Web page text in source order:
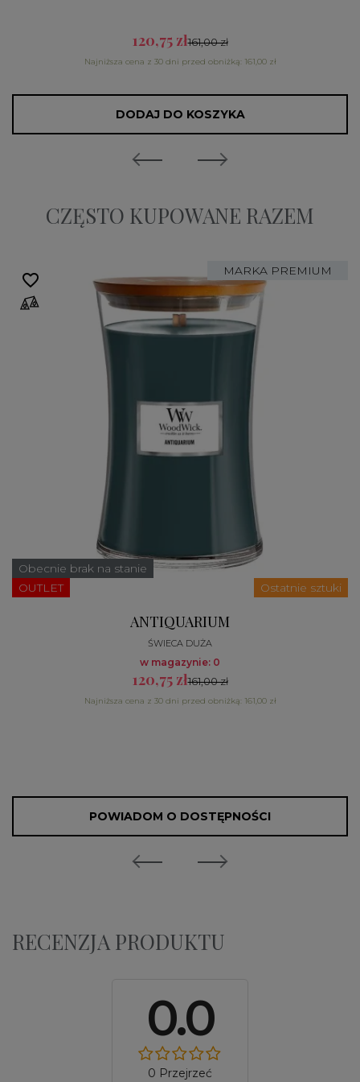
120,75 zł161,00 zł
Najniższa cena z 30 dni przed obniżką: 161,00 zł
DODAJ DO KOSZYKA
CZĘSTO KUPOWANE RAZEM
MARKA PREMIUM
Obecnie brak na stanie
OUTLET
Ostatnie sztuki
ANTIQUARIUM
ŚWIECA DUŻA
w magazynie: 0
120,75 zł161,00 zł
Najniższa cena z 30 dni przed obniżką: 161,00 zł
POWIADOM O DOSTĘPNOŚCI
favorite_border
RECENZJA PRODUKTU
0.0
0 Przejrzeć